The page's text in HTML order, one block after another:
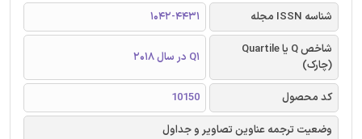
شناسه ISSN مجله
1042-4431
شاخص Q یا Quartile
(چارک)
Q1 در سال 2018
کد محصول
10150
وضعیت ترجمه عناوین تصاویر و جداول